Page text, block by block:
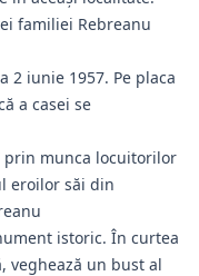
familiei Rebreanu
2 iunie 1957. Pe placa
a casei se
prin munca locuitorilor
eroilor săi din
istoric. În curtea
veghează un bust al